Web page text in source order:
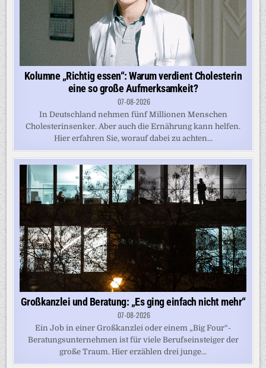
Kolumne „Richtig essen“: Warum verdient Cholesterin
eine so große Aufmerksamkeit?
07-08-2026
In Deutschland nehmen fünf Millionen Menschen
Cholesterinsenker. Aber auch die Ernährung kann helfen.
Hier erfahren Sie, worauf dabei zu achten...
Großkanzlei und Beratung: „Es ging einfach nicht mehr“
07-08-2026
Ein Job in einer Großkanzlei oder einem „Big Four“-
Beratungsunternehmen ist für viele Berufseinsteiger der
große Traum. Hier erzählen drei junge...